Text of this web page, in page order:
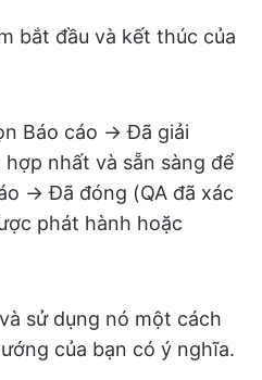
bắt đầu và kết thúc của
Báo cáo → Đã giải
nhất và sẵn sàng để
→ Đã đóng (QA đã xác
phát hành hoặc
sử dụng nó một cách
của bạn có ý nghĩa.